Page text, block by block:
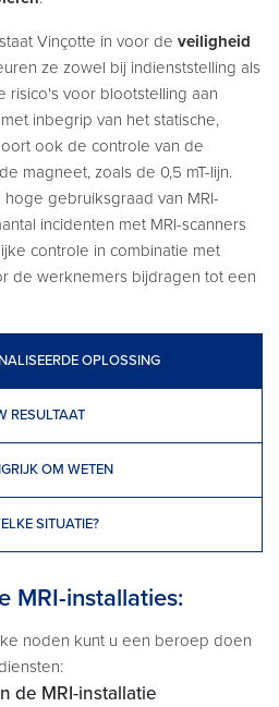
Vinçotte in voor de veiligheid
ze zowel bij indienststelling als
risico's voor blootstelling aan
inbegrip van het statische,
ook de controle van de
magneet, zoals de 0,5 mT-lijn.
gebruiksgraad van MRI-
incidenten met MRI-scanners
controle in combinatie met
de werknemers bijdragen tot een
OPLOSSING
RESULTAAT
OM WETEN
SITUATIE?
MRI-installaties:
noden kunt u een beroep doen
de MRI-installatie